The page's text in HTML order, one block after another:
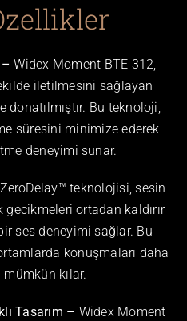
–Widex Moment BTE 312,
iletilmesini sağlayan
Bu teknoloji,
süresini minimize ederek
deneyimi sunar.
ZeroDelay™ teknolojisi, sesin
ortadan kaldırır
ses deneyimi sağlar. Bu
konuşmaları daha
mümkün kılar.
Tasarım – Widex Moment